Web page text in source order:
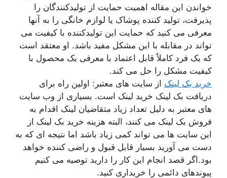
خواندن این مقاله اهمیت حمایت از تولیدکنندگان را
پذیرفت، تولید کننده پوشاک یا لوازم خانگی را به آنها
معرفی می کنید که حمایت این تولیدکننده با کیفیت می
تواند در مقابله با این مشکل مفید باشد. او معتقد است
که یک فرد کاملاً قابل اعتماد با معرفی یک محصول با
کیفیت مشکل را حل می کند.
خرید بک لینک از سایت های معتبر: اولین راه برای
دریافت بک لینک خرید لینک است. بسیاری از وب سایت
های معتبر به دلیل تعداد زیاد متقاضیان لینک اقدام به
فروش بک لینک می کنند، البته هزینه خرید بک لینک از
این سایت ها می تواند کمی زیاد باشد اما نتیجه ای که به
دست می آورید بسیار قابل قبول و راضی کننده خواهد
بود.اگر قصد انجام این کار را دارید توصیه می کنیم
پیوندهای دائمی را خریداری کنید.